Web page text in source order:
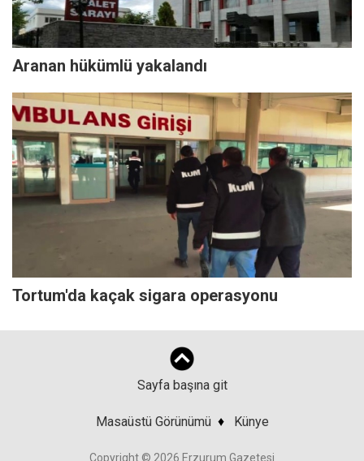
Aranan hükümlü yakalandı
Tortum'da kaçak sigara operasyonu
Sayfa başına git
Masaüstü Görünümü ♦ Künye
Copyright © 2026 Erzurum Gazetesi